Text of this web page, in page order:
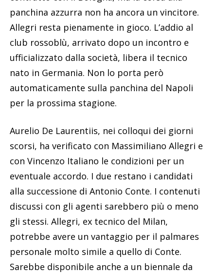
panchina azzurra non ha ancora un vincitore.
Allegri resta pienamente in gioco. L’addio al
club rossoblù, arrivato dopo un incontro e
ufficializzato dalla società, libera il tecnico
nato in Germania. Non lo porta però
automaticamente sulla panchina del Napoli
per la prossima stagione.
Aurelio De Laurentiis, nei colloqui dei giorni
scorsi, ha verificato con Massimiliano Allegri e
con Vincenzo Italiano le condizioni per un
eventuale accordo. I due restano i candidati
alla successione di Antonio Conte. I contenuti
discussi con gli agenti sarebbero più o meno
gli stessi. Allegri, ex tecnico del Milan,
potrebbe avere un vantaggio per il palmares
personale molto simile a quello di Conte.
Sarebbe disponibile anche a un biennale da